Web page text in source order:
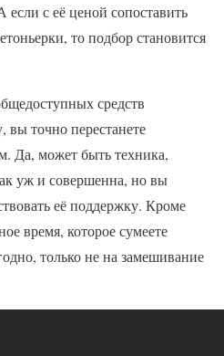
если с её ценой сопоставить
то подбор становится
средств
вы точно перестанете
Да, может быть техника,
уж и совершенна, но вы
её поддержку. Кроме
время, которое сумеете
только не на замешивание